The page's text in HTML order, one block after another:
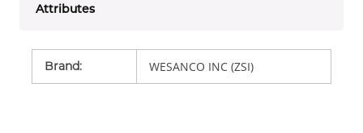
Attributes
Brand: WESANCO INC (ZSI)